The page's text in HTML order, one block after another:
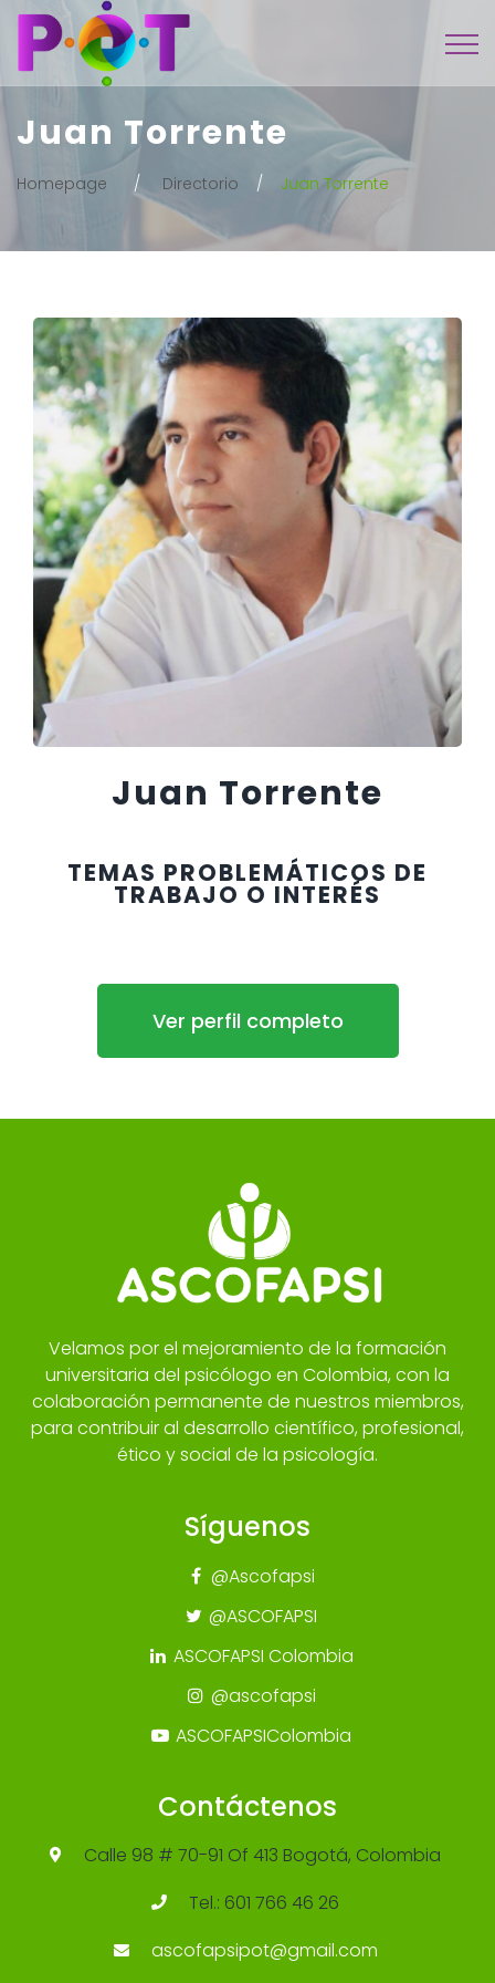
Juan Torrente
Homepage Directorio Juan Torrente
Juan Torrente
TEMAS PROBLEMÁTICOS DE
TRABAJO O INTERÉS
Ver perfil completo
Velamos por el mejoramiento de la formación
universitaria del psicólogo en Colombia, con la
colaboración permanente de nuestros miembros,
para contribuir al desarrollo científico, profesional,
ético y social de la psicología.
Síguenos
@Ascofapsi
@ASCOFAPSI
ASCOFAPSI Colombia
@ascofapsi
ASCOFAPSIColombia
Contáctenos
Calle 98 # 70-91 Of 413 Bogotá, Colombia
Tel.: 601 766 46 26
ascofapsipot@gmail.com